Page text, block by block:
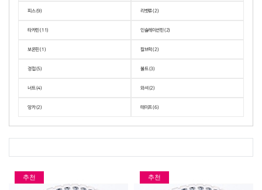
피스 (9) 리벳류 (2)
타카핀 (11) 인슐레이션핀 (2)
보온핀 (1) 칼브럭 (2)
경첩 (5) 볼트 (3)
너트 (4) 와셔 (2)
앙카 (2) 테이프 (6)
추천 추천